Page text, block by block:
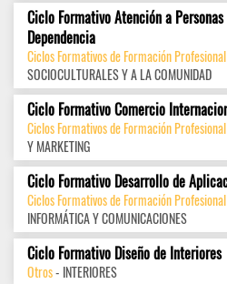
Ciclo Formativo Atención a
Dependencia
Ciclos Formativos de Formación
SOCIOCULTURALES Y A LA COMUNIDAD
Ciclo Formativo Comercio
Ciclos Formativos de Formación
Y MARKETING
Ciclo Formativo Desarrollo de
Ciclos Formativos de Formación
INFORMÁTICA Y COMUNICACIONES
Ciclo Formativo Diseño de Interiores
Otros- INTERIORES